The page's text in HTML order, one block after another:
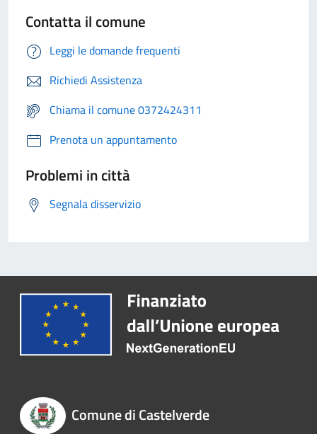
Contatta il comune
Leggi le domande frequenti
Richiedi Assistenza
Chiama il comune 0372424311
Prenota un appuntamento
Problemi in città
Segnala disservizio
Comune di Castelverde